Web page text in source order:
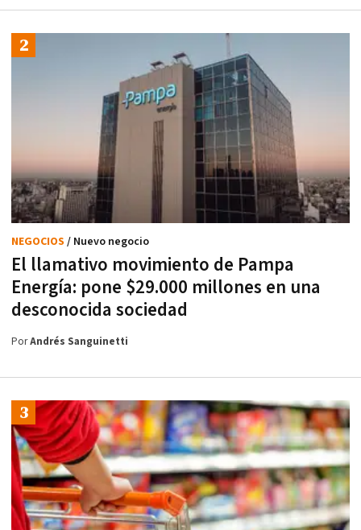
El llamativo movimiento de Pampa
Energía: pone $29.000 millones en una
desconocida sociedad
NEGOCIOS / Nuevo negocio
PorAndrés Sanguinetti